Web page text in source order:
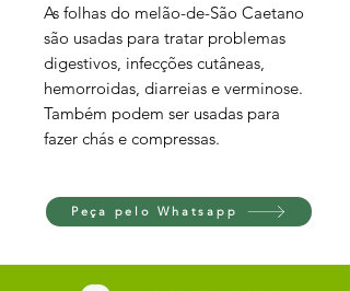
As folhas do melão-de-São Caetano
são usadas para tratar problemas
digestivos, infecções cutâneas,
hemorroidas, diarreias e verminose.
Também podem ser usadas para
fazer chás e compressas.
Peça pelo Whatsapp